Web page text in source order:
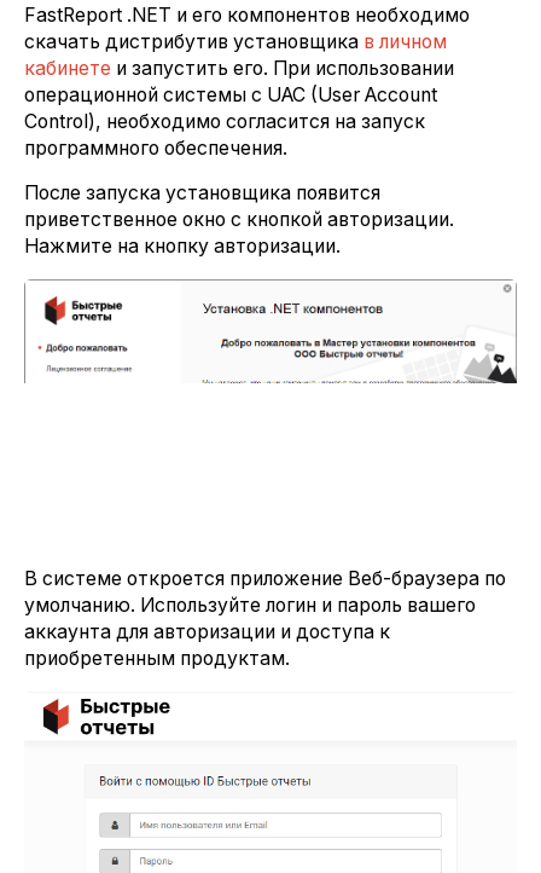
FastReport .NET и его компонентов необходимо
скачать дистрибутив установщика в личном
кабинете и запустить его. При использовании
операционной системы с UAC (User Account
Control), необходимо согласится на запуск
программного обеспечения.
После запуска установщика появится
приветственное окно с кнопкой авторизации.
Нажмите на кнопку авторизации.
В системе откроется приложение Веб-браузера по
умолчанию. Используйте логин и пароль вашего
аккаунта для авторизации и доступа к
приобретенным продуктам.